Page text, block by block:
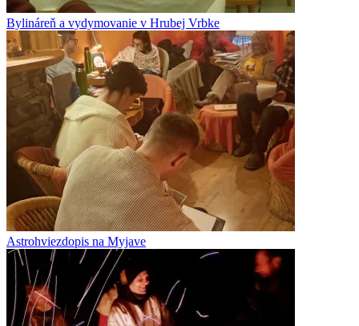
Bylináreň a vydymovanie v Hrubej Vrbke
Astrohviezdopis na Myjave